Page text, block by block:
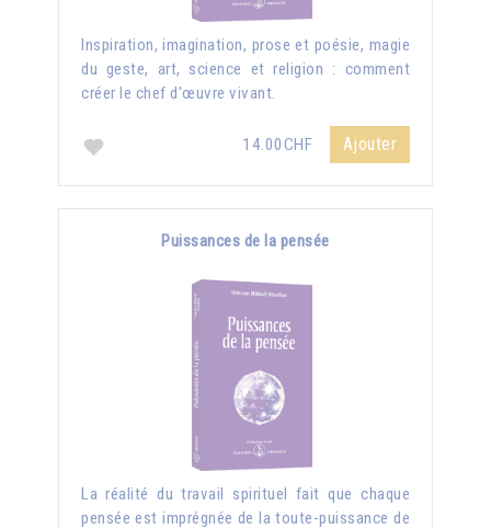
Inspiration, imagination, prose et poésie, magie
du geste, art, science et religion : comment
créer le chef d'œuvre vivant.
14.00CHF Ajouter
Puissances de la pensée
La réalité du travail spirituel fait que chaque
pensée est imprégnée de la toute-puissance de